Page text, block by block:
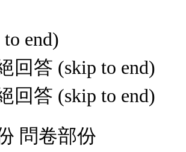
end)
回答 (skip to end)
回答 (skip to end)
問卷部份